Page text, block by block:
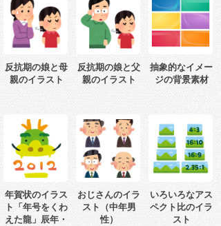
反抗期の娘と母
親のイラスト
反抗期の娘と父
親のイラスト
抽象的なイメー
ジの背景素材
年賀状のイラス
ト「年号をくわ
えた龍」辰年・
おじさんのイラ
スト（中年男
性）
いろいろなアス
ペクト比のイラ
スト